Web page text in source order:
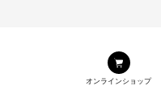
オンラインショップ